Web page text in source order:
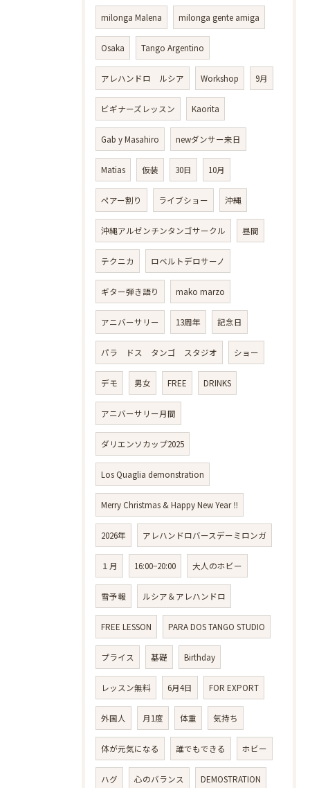
milonga Malena milonga gente amiga
Osaka Tango Argentino
アレハンドロ ルシア Workshop 9月
ビギナーズレッスン Kaorita
Gab y Masahiro newダンサー来日
Matias 仮装 30日 10月
ペアー割り ライブショー 沖縄
沖縄アルゼンチンタンゴサークル 昼間
テクニカ ロベルトデロサーノ
ギター弾き語り mako marzo
アニバーサリー 13周年 記念日
パラ ドス タンゴ スタジオ ショー
デモ 男女 FREE DRINKS
アニバーサリー月間
ダリエンソカップ2025
Los Quaglia demonstration
Merry Christmas & Happy New Year ‼️
2026年 アレハンドロバースデーミロンガ
１月 16:00−20:00 大人のホビー
雪予報 ルシア＆アレハンドロ
FREE LESSON PARA DOS TANGO STUDIO
プライス 基礎 Birthday
レッスン無料 6月4日 FOR EXPORT
外国人 月1度 体重 気持ち
体が元気になる 誰でもできる ホビー
ハグ 心のバランス DEMOSTRATION